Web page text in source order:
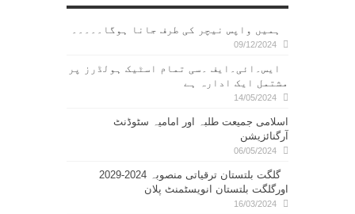
ہمیں واپس نیچر کی طرف جانا ہوگا۔۔۔۔۔
09/12/2024
ایس۔ائی۔ایف ۔سی تمام اسٹیک ہولڈرز پر
مشتمل ایک ادارہ ہے
14/05/2024
اسلامی جمیعت طلبہ اور امامیہ سٹوڈنٹ
آرگنائزیشن
06/05/2024
گلگت بلتستان ترقیاتی منصوبہ 2024-2029
اورگلگت بلتستان انویسٹمنٹ پلان
16/03/2024